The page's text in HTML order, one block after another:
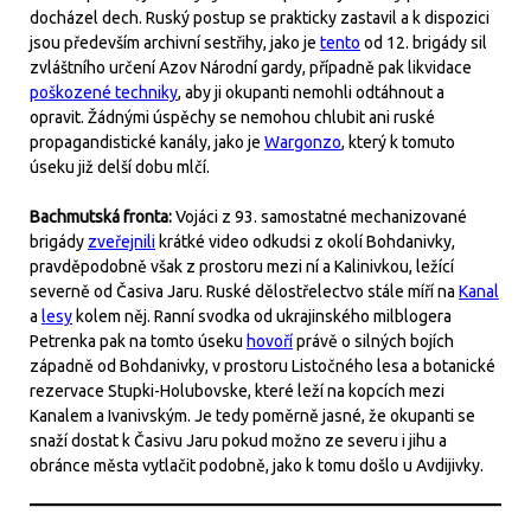
docházel dech. Ruský postup se prakticky zastavil a k dispozici
jsou především archivní sestřihy, jako je tento od 12. brigády sil
zvláštního určení Azov Národní gardy, případně pak likvidace
poškozené techniky, aby ji okupanti nemohli odtáhnout a
opravit. Žádnými úspěchy se nemohou chlubit ani ruské
propagandistické kanály, jako je Wargonzo, který k tomuto
úseku již delší dobu mlčí.
Bachmutská fronta:Vojáci z 93. samostatné mechanizované
brigády zveřejnili krátké video odkudsi z okolí Bohdanivky,
pravděpodobně však z prostoru mezi ní a Kalinivkou, ležící
severně od Časiva Jaru. Ruské dělostřelectvo stále míří na Kanal
a lesy kolem něj. Ranní svodka od ukrajinského milblogera
Petrenka pak na tomto úseku hovoříprávě o silných bojích
západně od Bohdanivky, v prostoru Listočného lesa a botanické
rezervace Stupki-Holubovske, které leží na kopcích mezi
Kanalem a Ivanivským. Je tedy poměrně jasné, že okupanti se
snaží dostat k Časivu Jaru pokud možno ze severu i jihu a
obránce města vytlačit podobně, jako k tomu došlo u Avdijivky.